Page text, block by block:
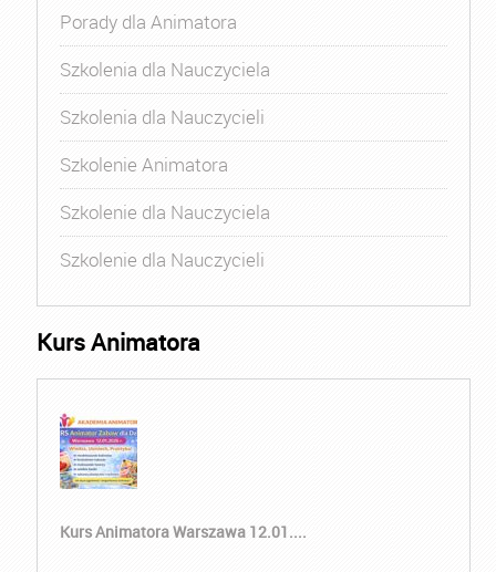
Porady dla Animatora
Szkolenia dla Nauczyciela
Szkolenia dla Nauczycieli
Szkolenie Animatora
Szkolenie dla Nauczyciela
Szkolenie dla Nauczycieli
Kurs Animatora
Kurs Animatora Warszawa 12.01....